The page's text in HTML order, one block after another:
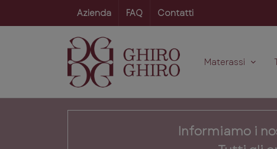
Azienda FAQ Contatti
Materassi
Informiamo i